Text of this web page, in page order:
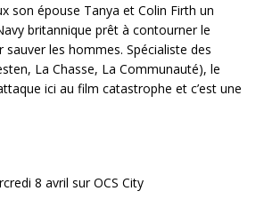
son épouse Tanya et Colin Firth un
britannique prêt à contourner le
les hommes. Spécialiste des
La Chasse, La Communauté), le
ici au film catastrophe et c’est une
8 avril sur OCS City